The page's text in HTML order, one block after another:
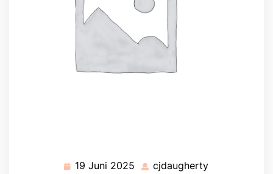
19 Juni 2025 19
cjdaugherty